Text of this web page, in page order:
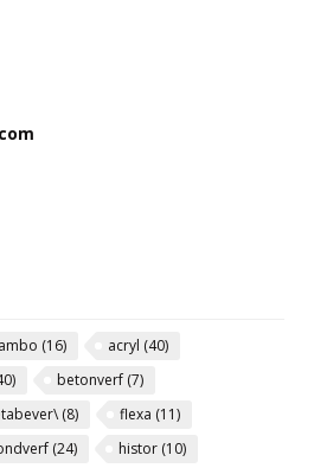
(16) acryl (40)
betonverf (7)
(8) flexa (11)
(24) histor (10)